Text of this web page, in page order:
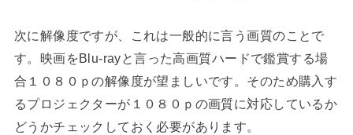
次に解像度ですが、これは一般的に言う画質のことで
す。映画をBlu-rayと言った高画質ハードで鑑賞する場
合１０８０ｐの解像度が望ましいです。そのため購入す
るプロジェクターが１０８０ｐの画質に対応しているか
どうかチェックしておく必要があります。